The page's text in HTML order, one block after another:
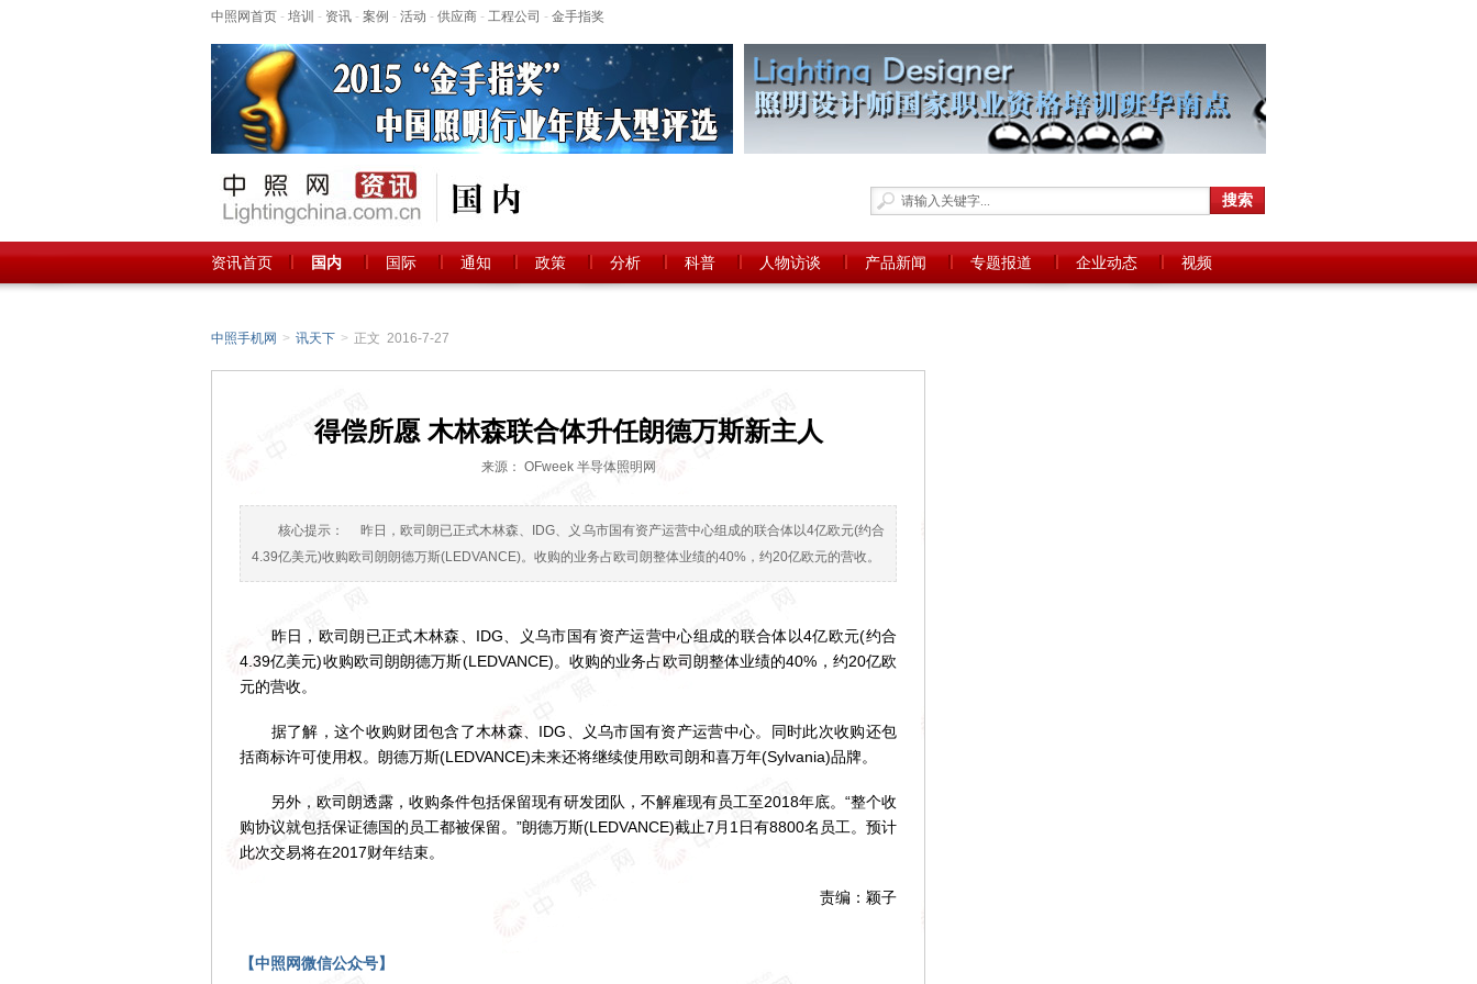
中照网首页 - 培训 - 资讯 - 案例 - 活动 - 供应商 - 工程公司 - 金手指奖
资讯首页 国内 国际 通知 政策 分析 科普 人物访谈 产品新闻 专题报道 企业动态 视频
中照手机网 > 讯天下 > 正文 2016-7-27
得偿所愿 木林森联合体升任朗德万斯新主人
来源： OFweek 半导体照明网
核心提示： 昨日，欧司朗已正式木林森、IDG、义乌市国有资产运营中心组成的联合体以4亿欧元(约合
4.39亿美元)收购欧司朗朗德万斯(LEDVANCE)。收购的业务占欧司朗整体业绩的40%，约20亿欧元的营收。
昨日，欧司朗已正式木林森、IDG、义乌市国有资产运营中心组成的联合体以4亿欧元(约合
4.39亿美元)收购欧司朗朗德万斯(LEDVANCE)。收购的业务占欧司朗整体业绩的40%，约20亿欧
元的营收。
据了解，这个收购财团包含了木林森、IDG、义乌市国有资产运营中心。同时此次收购还包
括商标许可使用权。朗德万斯(LEDVANCE)未来还将继续使用欧司朗和喜万年(Sylvania)品牌。
另外，欧司朗透露，收购条件包括保留现有研发团队，不解雇现有员工至2018年底。“整个收
购协议就包括保证德国的员工都被保留。”朗德万斯(LEDVANCE)截止7月1日有8800名员工。预计
此次交易将在2017财年结束。
责编：颖子
【中照网微信公众号】